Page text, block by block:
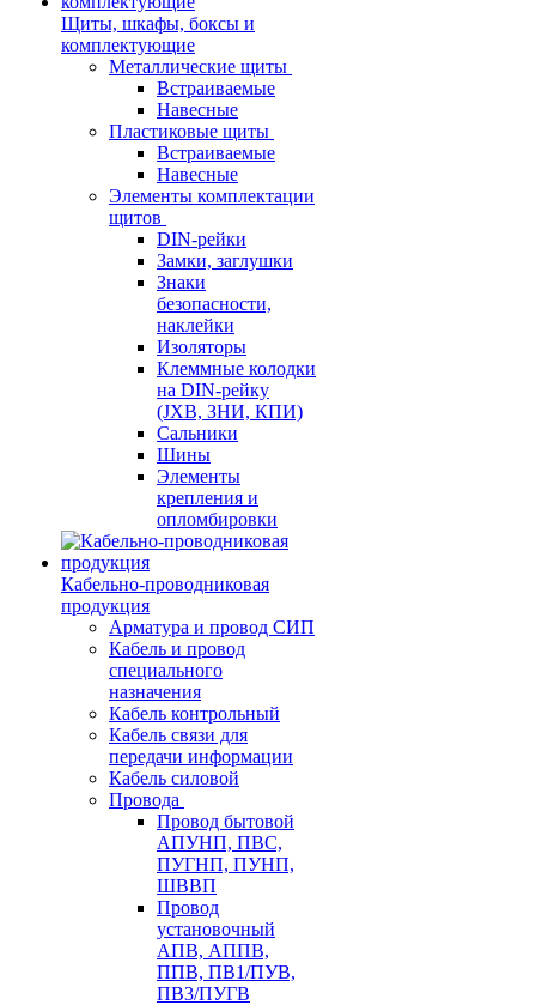
Щиты, шкафы, боксы и
комплектующие
Металлические щиты
Встраиваемые
Навесные
Пластиковые щиты
Встраиваемые
Навесные
Элементы комплектации
щитов
DIN-рейки
Замки, заглушки
Знаки
безопасности,
наклейки
Изоляторы
Клеммные колодки
на DIN-рейку
(JXB, ЗНИ, КПИ)
Сальники
Шины
Элементы
крепления и
опломбировки
Кабельно-проводниковая
продукция
Арматура и провод СИП
Кабель и провод
специального
назначения
Кабель контрольный
Кабель связи для
передачи информации
Кабель силовой
Провода
Провод бытовой
АПУНП, ПВС,
ПУГНП, ПУНП,
ШВВП
Провод
установочный
АПВ, АППВ,
ППВ, ПВ1/ПУВ,
ПВ3/ПУГВ